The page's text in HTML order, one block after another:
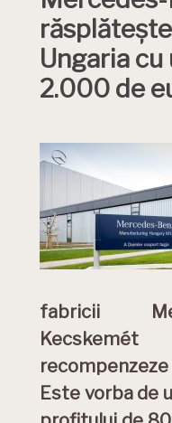
Ungaria cu
2.000 de
fabricii
Este vorba de